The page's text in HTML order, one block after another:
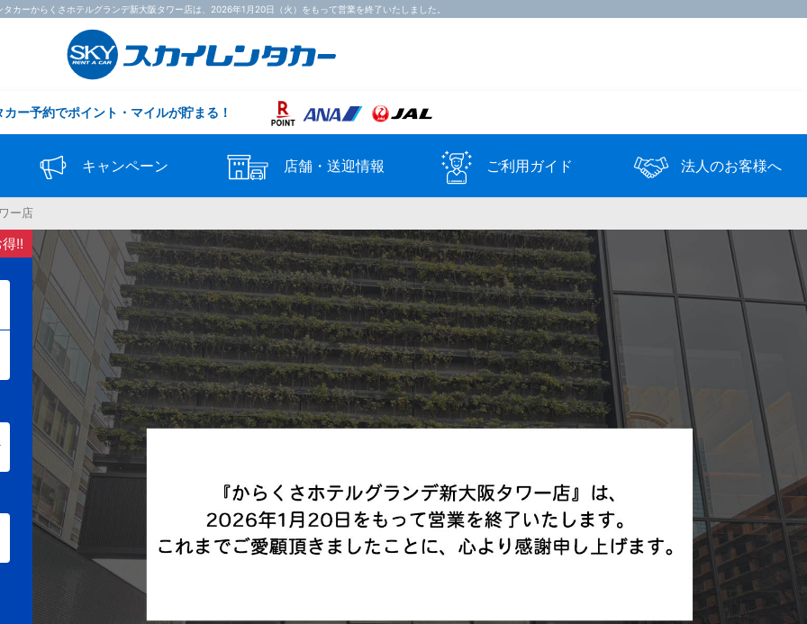
タカーからくさホテルグランデ新大阪タワー店は、2026年1月20日（火）をもって営業を終了いたしました。
カー予約でポイント・マイルが貯まる！
キャンペーン 店舗・送迎情報 ご利用ガイド 法人のお客様へ
ー店
!!